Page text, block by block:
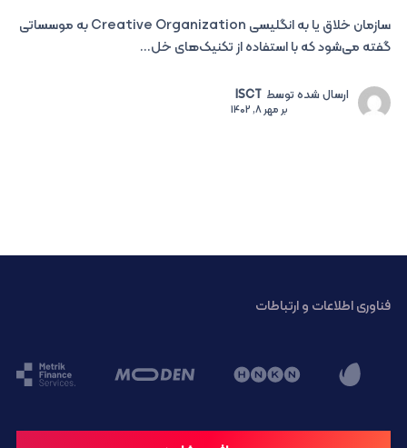
سازمان خلاق یا به انگلیسی Creative Organization به موسساتی
گفته می‌شود که با استفاده از تکنیک‌های خل...
ارسال شده توسط ISCT
برمهر 8, 1402
فناوری اطلاعات و ارتباطات